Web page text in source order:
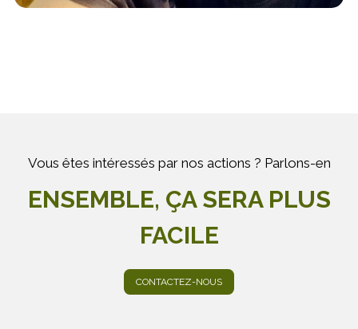
Vous êtes intéressés par nos actions ? Parlons-en
ENSEMBLE, ÇA SERA PLUS
FACILE
CONTACTEZ-NOUS